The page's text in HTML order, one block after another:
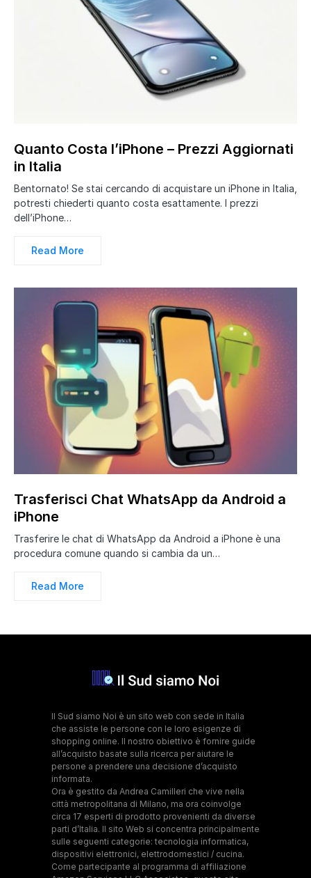
Quanto Costa l’iPhone – Prezzi Aggiornati
in Italia
Bentornato! Se stai cercando di acquistare un iPhone in Italia,
potresti chiederti quanto costa esattamente. I prezzi
dell’iPhone…
Read More
Trasferisci Chat WhatsApp da Android a
iPhone
Trasferire le chat di WhatsApp da Android a iPhone è una
procedura comune quando si cambia da un…
Read More
Il Sud siamo Noi è un sito web con sede in Italia
che assiste le persone con le loro esigenze di
shopping online. Il nostro obiettivo è fornire guide
all’acquisto basate sulla ricerca per aiutare le
persone a prendere una decisione d’acquisto
informata.
Ora è gestito da Andrea Camilleri che vive nella
città metropolitana di Milano, ma ora coinvolge
circa 17 esperti di prodotto provenienti da diverse
parti d’Italia. Il sito Web si concentra principalmente
sulle seguenti categorie: tecnologia informatica,
dispositivi elettronici, elettrodomestici / cucina.
Come partecipante al programma di affiliazione